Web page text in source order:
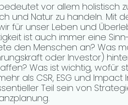
vor allem holistisch
und Natur zu handeln. Mit
für unser Leben und
ist auch immer eine
den Menschen an? Was
oder Investor)
Was ist wichtig, wofür
als CSR, ESG und
Teil sein von